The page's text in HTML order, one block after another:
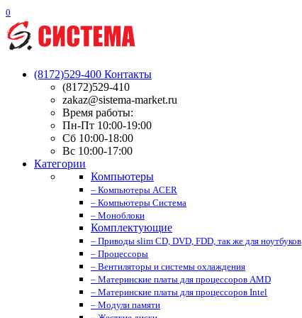
0
(8172)529-400 Контакты
(8172)529-410
zakaz@sistema-market.ru
Время работы:
Пн-Пт 10:00-19:00
Сб 10:00-18:00
Вс 10:00-17:00
Категории
Компьютеры
– Компьютеры ACER
– Компьютеры Система
– Моноблоки
Комплектующие
– Приводы slim CD, DVD, FDD, так же для ноутбуков
– Процессоры
– Вентиляторы и системы охлаждения
– Материнские платы для процессоров AMD
– Материнские платы для процессоров Intel
– Модули памяти